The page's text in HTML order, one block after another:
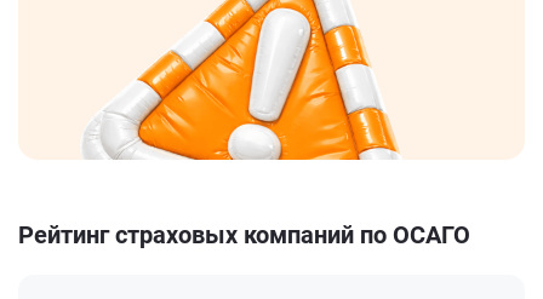
Рейтинг страховых компаний по ОСАГО